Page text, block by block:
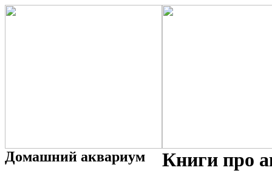
Домашний аквариум Книги про